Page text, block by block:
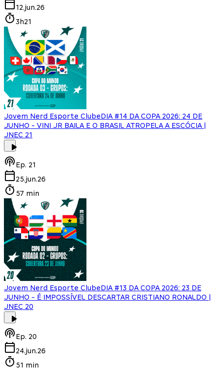
12.jun.26
3h21
Jovem Nerd Esporte ClubeDIA #14 DA COPA 2026: 24 DE
JUNHO - VINI JR BAILA E O BRASIL ATROPELA A ESCÓCIA |
JNEC 21
Ep. 21
25.jun.26
57 min
Jovem Nerd Esporte ClubeDIA #13 DA COPA 2026: 23 DE
JUNHO - É IMPOSSÍVEL DESCARTAR CRISTIANO RONALDO |
JNEC 20
Ep. 20
24.jun.26
51 min